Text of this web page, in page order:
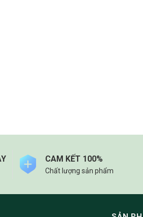
CAM KẾT 100%
Chất lượng sản phẩm